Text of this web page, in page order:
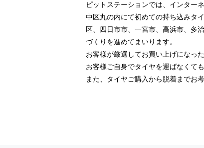
ピットステーションでは、インター
中区丸の内にて初めての持ち込みタ
区、四日市市、一宮市、高浜市、多
づくりを進めてまいります。
お客様が厳選してお買い上げになっ
お客様ご自身でタイヤを運ばなくて
また、タイヤご購入から脱着までお